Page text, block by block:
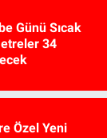
Günü Sıcak
34
Özel Yeni